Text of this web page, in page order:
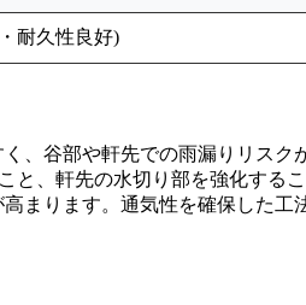
久性良好)
、谷部や軒先での雨漏りリスク
と、軒先の水切り部を強化する
まります。通気性を確保した工